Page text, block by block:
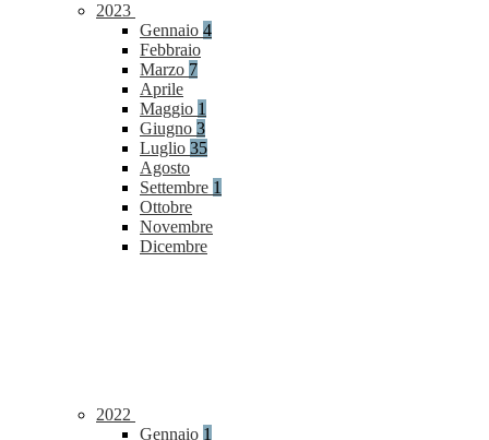
2023
Gennaio 4
Febbraio
Marzo 7
Aprile
Maggio 1
Giugno 3
Luglio 35
Agosto
Settembre 1
Ottobre
Novembre
Dicembre
2022
Gennaio 1